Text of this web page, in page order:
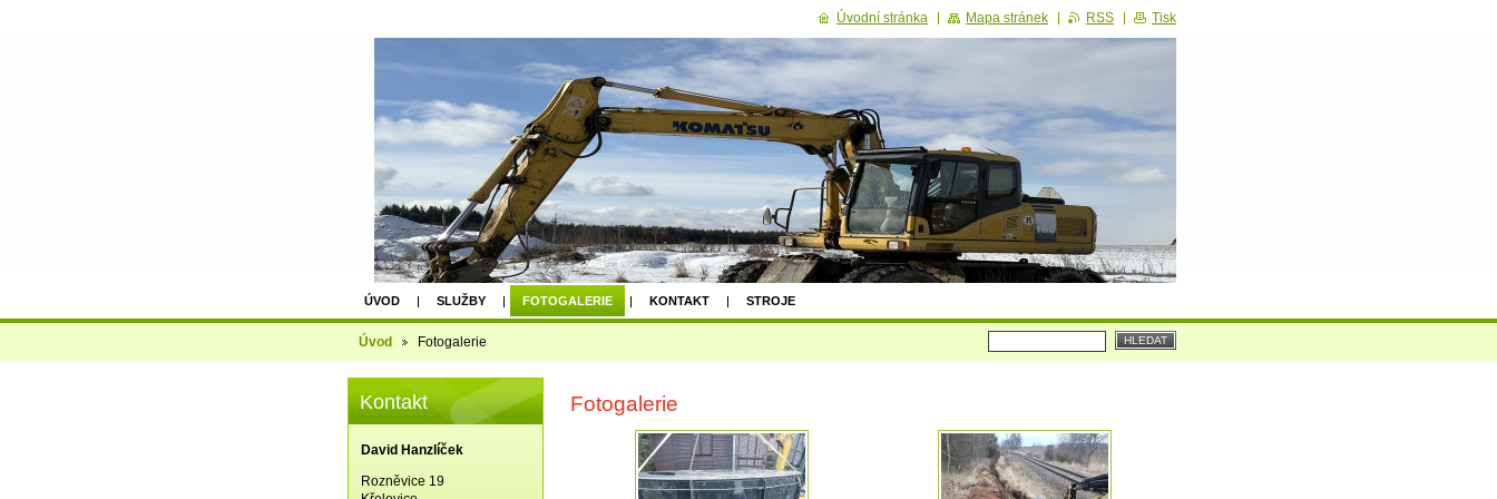
ÚVOD SLUŽBY FOTOGALERIE KONTAKT STROJE
Úvod Fotogalerie
Fotogalerie
Kontakt
David Hanzlíček
Rozněvice 19
Úvodní stránka Mapa stránek RSS Tisk